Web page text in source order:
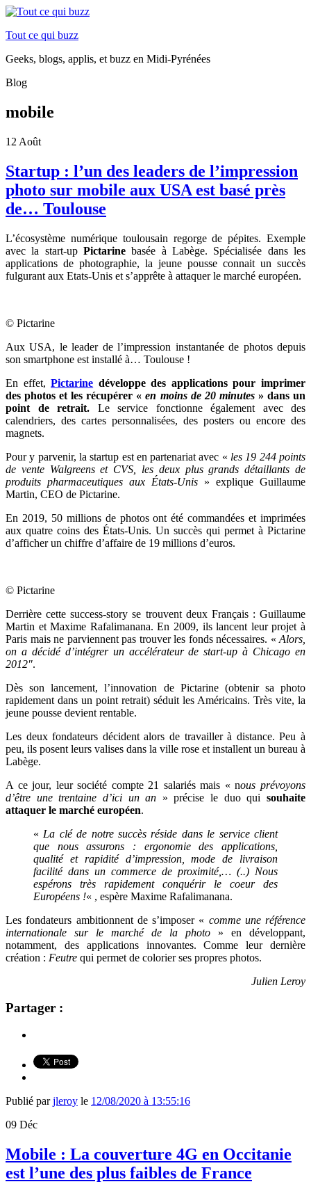
Tout ce qui buzz
Geeks, blogs, applis, et buzz en Midi-Pyrénées
Blog
mobile
12 Août
Startup : l’un des leaders de l’impression
photo sur mobile aux USA est basé près
de… Toulouse
L’écosystème numérique toulousain regorge de pépites. Exemple
avec la start-up Pictarine basée à Labège. Spécialisée dans les
applications de photographie, la jeune pousse connait un succès
fulgurant aux Etats-Unis et s’apprête à attaquer le marché européen.
© Pictarine
Aux USA, le leader de l’impression instantanée de photos depuis
son smartphone est installé à… Toulouse !
En effet,Pictarine développe des applications pour imprimer
des photos et les récupérer «en moins de 20 minutes» dans un
point de retrait. Le service fonctionne également avec des
calendriers, des cartes personnalisées, des posters ou encore des
magnets.
Pour y parvenir, la startup est en partenariat avec « les 19 244 points
de vente Walgreens et CVS, les deux plus grands détaillants de
produits pharmaceutiques aux États-Unis » explique Guillaume
Martin, CEO de Pictarine.
En 2019, 50 millions de photos ont été commandées et imprimées
aux quatre coins des États-Unis. Un succès qui permet à Pictarine
d’afficher un chiffre d’affaire de 19 millions d’euros.
© Pictarine
Derrière cette success-story se trouvent deux Français : Guillaume
Martin et Maxime Rafalimanana. En 2009, ils lancent leur projet à
Paris mais ne parviennent pas trouver les fonds nécessaires. « Alors,
on a décidé d’intégrer un accélérateur de start-up à Chicago en
2012″.
Dès son lancement, l’innovation de Pictarine (obtenir sa photo
rapidement dans un point retrait) séduit les Américains. Très vite, la
jeune pousse devient rentable.
Les deux fondateurs décident alors de travailler à distance. Peu à
peu, ils posent leurs valises dans la ville rose et installent un bureau à
Labège.
A ce jour, leur société compte 21 salariés mais « nous prévoyons
d’être une trentaine d’ici un an » précise le duo quisouhaite
attaquer le marché européen.
« La clé de notre succès réside dans le service client
que nous assurons : ergonomie des applications,
qualité et rapidité d’impression, mode de livraison
facilité dans un commerce de proximité,… (..) Nous
espérons très rapidement conquérir le coeur des
Européens !« , espère Maxime Rafalimanana.
Les fondateurs ambitionnent de s’imposer « comme une référence
internationale sur le marché de la photo » en développant,
notamment, des applications innovantes. Comme leur dernière
création : Feutre qui permet de colorier ses propres photos.
Julien Leroy
Partager :
Publié parjleroy le 12/08/2020 à 13:55:16
09 Déc
Mobile : La couverture 4G en Occitanie
est l’une des plus faibles de France